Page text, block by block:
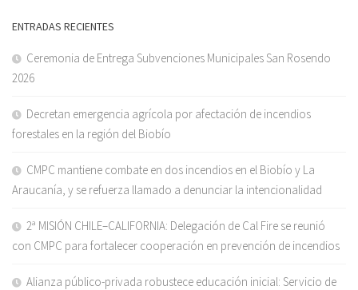
ENTRADAS RECIENTES
Ceremonia de Entrega Subvenciones Municipales San Rosendo
2026
Decretan emergencia agrícola por afectación de incendios
forestales en la región del Biobío
CMPC mantiene combate en dos incendios en el Biobío y La
Araucanía, y se refuerza llamado a denunciar la intencionalidad
2ª MISIÓN CHILE–CALIFORNIA: Delegación de Cal Fire se reunió
con CMPC para fortalecer cooperación en prevención de incendios
Alianza público-privada robustece educación inicial: Servicio de